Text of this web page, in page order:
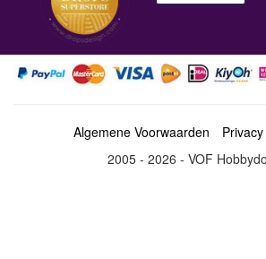
Algemene Voorwaarden
2005 - 2026 - VOF